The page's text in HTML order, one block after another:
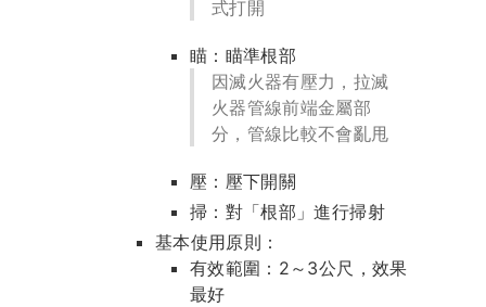
式打開
瞄：瞄準根部
因滅火器有壓力，拉滅
火器管線前端金屬部
分，管線比較不會亂甩
壓：壓下開關
掃：對「根部」進行掃射
基本使用原則：
有效範圍：2～3公尺，效果
最好